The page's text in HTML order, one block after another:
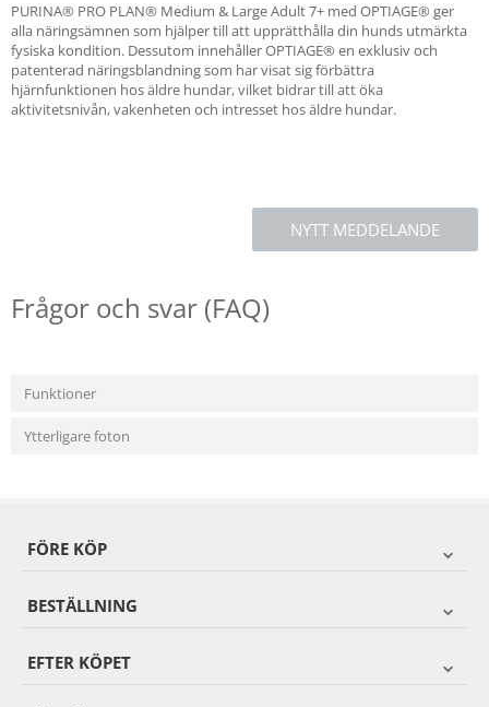
PURINA® PRO PLAN® Medium & Large Adult 7+ med OPTIAGE® ger
alla näringsämnen som hjälper till att upprätthålla din hunds utmärkta
fysiska kondition. Dessutom innehåller OPTIAGE® en exklusiv och
patenterad näringsblandning som har visat sig förbättra
hjärnfunktionen hos äldre hundar, vilket bidrar till att öka
aktivitetsnivån, vakenheten och intresset hos äldre hundar.
NYTT MEDDELANDE
Frågor och svar (FAQ)
Funktioner
Ytterligare foton
FÖRE KÖP
BESTÄLLNING
EFTER KÖPET